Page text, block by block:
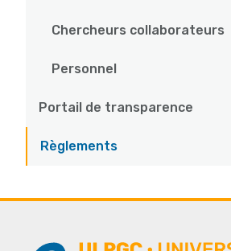
Chercheurs collaborateurs
Personnel
Portail de transparence
Règlements